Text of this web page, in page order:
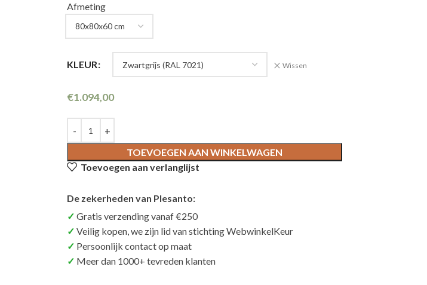
Afmeting
KLEUR Wissen
€1.094,00
TOEVOEGEN AAN WINKELWAGEN
Toevoegen aan verlanglijst
De zekerheden van Plesanto:
Gratis verzending vanaf €250
Veilig kopen, we zijn lid van stichting WebwinkelKeur
Persoonlijk contact op maat
Meer dan 1000+ tevreden klanten